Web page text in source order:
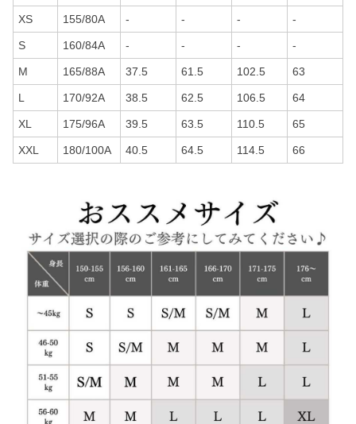
XS 155/80A - - - -
S 160/84A - - - -
M 165/88A 37.5 61.5 102.5 63
L 170/92A 38.5 62.5 106.5 64
XL 175/96A 39.5 63.5 110.5 65
XXL 180/100A 40.5 64.5 114.5 66